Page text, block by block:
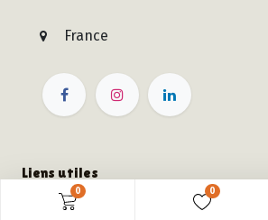
0 0
France
Liens utiles
Accueil